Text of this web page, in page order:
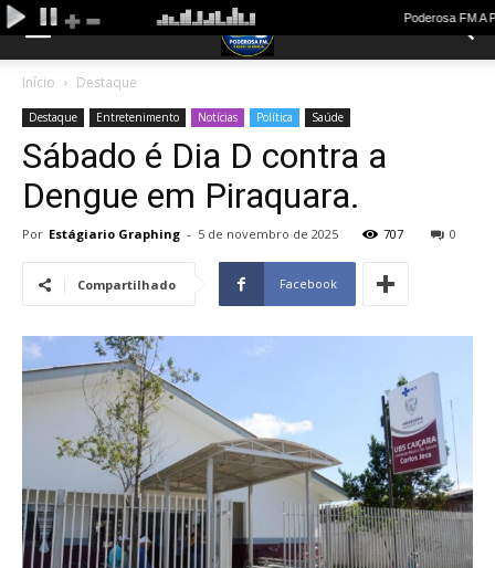
Início Destaque
Destaque Entretenimento Notícias Política Saúde
Sábado é Dia D contra a
Dengue em Piraquara.
Por Estágiario Graphing - 5 de novembro de 2025 707 0
Compartilhado Facebook